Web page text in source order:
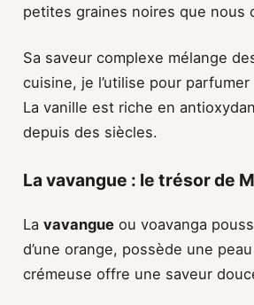
petites graines noires que nous
Sa saveur complexe mélange
cuisine, je l’utilise pour
La vanille est riche en
depuis des siècles.
La vavangue : le trésor de
La vavangue ou voavanga
d’une orange, possède une
crémeuse offre une saveur